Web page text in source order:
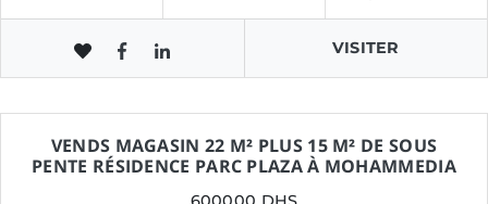
VISITER
VENDS MAGASIN 22 M² PLUS 15 M² DE SOUS
PENTE RÉSIDENCE PARC PLAZA À MOHAMMEDIA